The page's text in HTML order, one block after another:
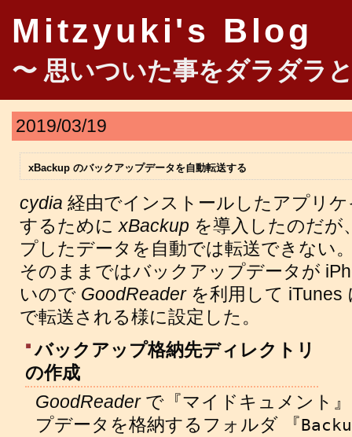
Mitzyuki's Blog
〜 思いついた事をダラダラ
2019/03/19
xBackup のバックアップデータを自動転送する
cydia 経由でインストールしたアプリ
するために xBackup を導入したのだが
プしたデータを自動では転送できない
そのままではバックアップデータが
いので GoodReaderを利用して iTunes
で転送される様に設定した。
バックアップ格納先ディレクトリ
の作成
GoodReaderで『マイドキュメント
プデータを格納するフォルダ 『